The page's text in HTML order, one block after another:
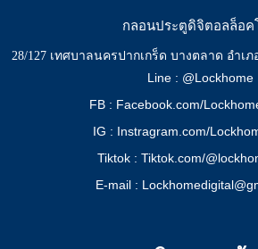
กลอนประตูดิจิตอลล็อค
28/127 เทศบาลนครปากเกร็ด บางตลาด อำเ
Line : @Lockhome
FB : Facebook.com/
IG : Instragram.com/
Tiktok : Tiktok.com/
E-mail :